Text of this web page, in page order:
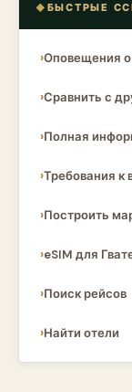
БЫСТРЫЕ
Оповещения о
Сравнить с
Полная
Требования к
Построить
eSIM для
Поиск рейсов
Найти отели